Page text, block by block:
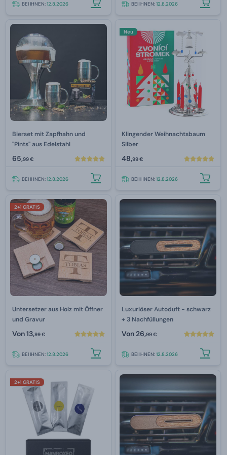
BEI IHNEN:12.8.2026 BEI IHNEN:12.8.2026
Bierset mit Zapfhahn und
"Pints" aus Edelstahl
65,99 €
BEI IHNEN:12.8.2026
Neu
Klingender Weihnachtsbaum
Silber
48,99 €
BEI IHNEN:12.8.2026
2+1 GRATIS
Untersetzer aus Holz mit Öffner
und Gravur
Von13,99 €
BEI IHNEN:12.8.2026
Luxuriöser Autoduft - schwarz
+ 3 Nachfüllungen
Von26,99 €
BEI IHNEN:12.8.2026
2+1 GRATIS